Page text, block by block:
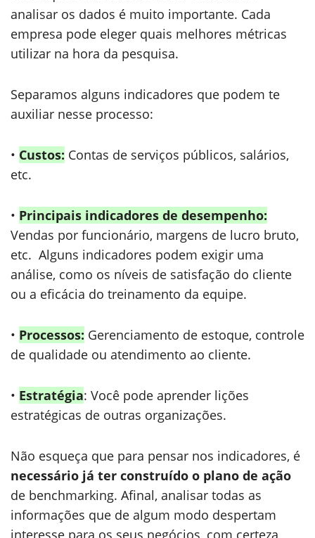
analisar os dados é muito importante. Cada
empresa pode eleger quais melhores métricas
utilizar na hora da pesquisa.
Separamos alguns indicadores que podem te
auxiliar nesse processo:
• Custos: Contas de serviços públicos, salários,
etc.
• Principais indicadores de desempenho:
Vendas por funcionário, margens de lucro bruto,
etc. Alguns indicadores podem exigir uma
análise, como os níveis de satisfação do cliente
ou a eficácia do treinamento da equipe.
• Processos: Gerenciamento de estoque, controle
de qualidade ou atendimento ao cliente.
• Estratégia: Você pode aprender lições
estratégicas de outras organizações.
Não esqueça que para pensar nos indicadores, é
necessário já ter construído o plano de ação
de benchmarking. Afinal, analisar todas as
informações que de algum modo despertam
interesse para os seus negócios, com certeza